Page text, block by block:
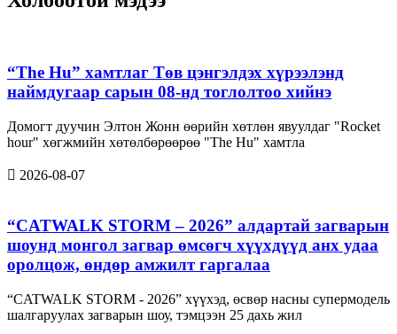
“The Hu” хамтлаг Төв цэнгэлдэх хүрээлэнд
наймдугаар сарын 08-нд тоглолтоо хийнэ
Домогт дуучин Элтон Жонн өөрийн хөтлөн явуулдаг "Rocket
hour" хөгжмийн хөтөлбөрөөрөө "The Hu" хамтла
2026-08-07
“CATWALK STORM – 2026” алдартай загварын
шоунд монгол загвар өмсөгч хүүхдүүд анх удаа
оролцож, өндөр амжилт гаргалаа
“CATWALK STORM - 2026” хүүхэд, өсвөр насны супермодель
шалгаруулах загварын шоу, тэмцээн 25 дахь жил